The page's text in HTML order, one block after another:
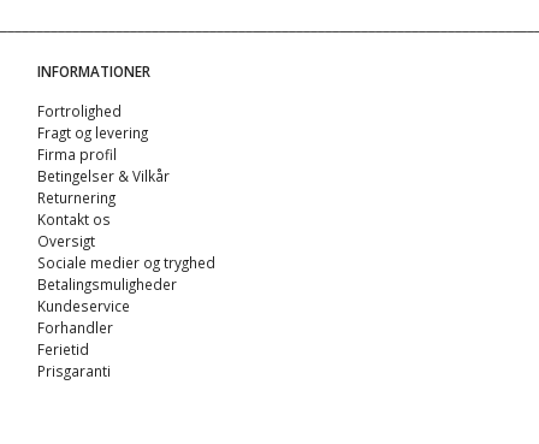
INFORMATIONER
Fortrolighed
Fragt og levering
Firma profil
Betingelser & Vilkår
Returnering
Kontakt os
Oversigt
Sociale medier og tryghed
Betalingsmuligheder
Kundeservice
Forhandler
Ferietid
Prisgaranti